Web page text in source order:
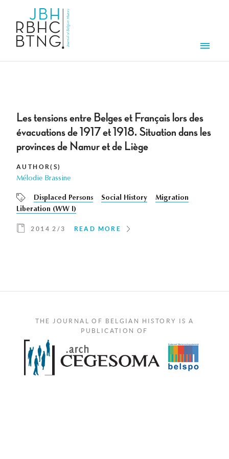
Les tensions entre Belges et Français lors des
évacuations de 1917 et 1918. Situation dans les
provinces de Namur et de Liège
AUTHOR(S)
Mélodie Brassine
Displaced Persons Social History
Migration
Liberation (WW I)
2014 2/3 READ MORE
THE JOURNAL OF BELGIAN HISTORY IS A
PUBLICATION OF